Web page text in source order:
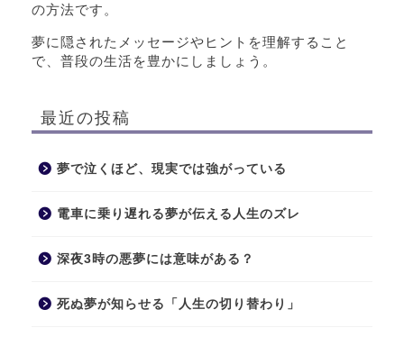
の方法です。
夢に隠されたメッセージやヒントを理解すること
で、普段の生活を豊かにしましょう。
最近の投稿
夢で泣くほど、現実では強がっている
電車に乗り遅れる夢が伝える人生のズレ
深夜3時の悪夢には意味がある？
死ぬ夢が知らせる「人生の切り替わり」